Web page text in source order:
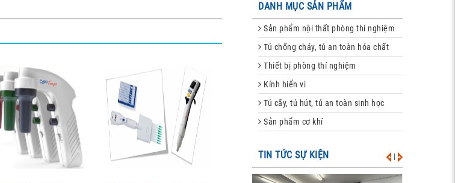
DANH MỤC SẢN PHẨM
Sản phẩm nội thất phòng thí nghiệm
Tủ chống cháy, tủ an toàn hóa chất
Thiết bị phòng thí nghiệm
Kính hiển vi
Tủ cấy, tủ hút, tủ an toàn sinh học
Sản phẩm cơ khí
TIN TỨC SỰ KIỆN